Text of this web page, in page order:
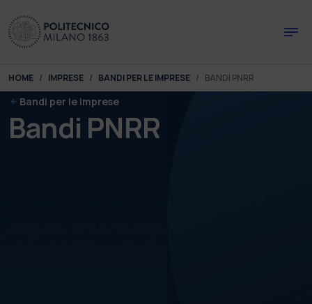
You are here:
HOME IMPRESE BANDI PER LE IMPRESE BANDI PNRR
Bandi per le imprese
Bandi PNRR